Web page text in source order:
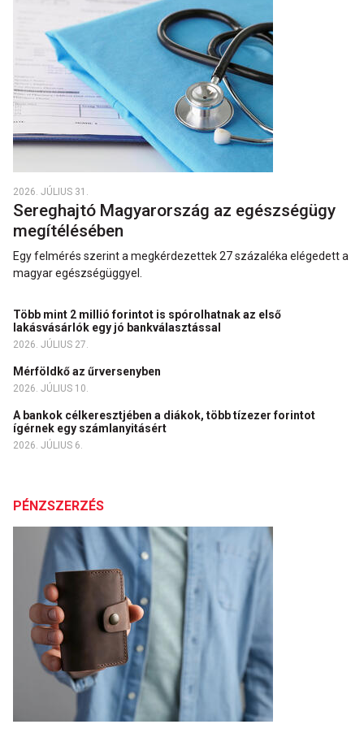
2026. JÚLIUS 31.
Sereghajtó Magyarország az egészségügy
megítélésében
Egy felmérés szerint a megkérdezettek 27 százaléka elégedett a
magyar egészségüggyel.
Több mint 2 millió forintot is spórolhatnak az első
lakásvásárlók egy jó bankválasztással
2026. JÚLIUS 27.
Mérföldkő az űrversenyben
2026. JÚLIUS 10.
A bankok célkeresztjében a diákok, több tízezer forintot
ígérnek egy számlanyitásért
2026. JÚLIUS 6.
PÉNZSZERZÉS